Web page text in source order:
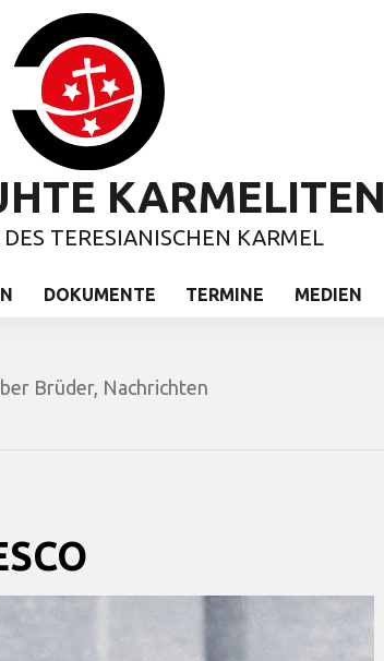
KARMELITEN
TERESIANISCHEN KARMEL
DOKUMENTE TERMINE MEDIEN
Brüder, Nachrichten